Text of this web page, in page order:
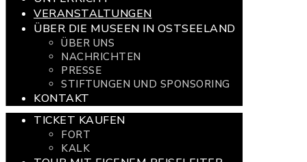
VERANSTALTUNGEN
ÜBER DIE MUSEEN IN OSTSEELAND
ÜBER UNS
NACHRICHTEN
PRESSE
STIFTUNGEN UND SPONSORING
KONTAKT
TICKET KAUFEN
FORT
KALK